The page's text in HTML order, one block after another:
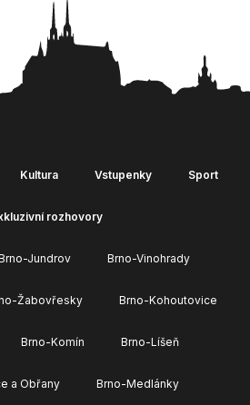
Kultura Vstupenky Sport
rozhovory
Jundrov Brno-Vinohrady
Žabovřesky Brno-Kohoutovice
Brno-Komín Brno-Líšeň
a Obřany Brno-Medlánky